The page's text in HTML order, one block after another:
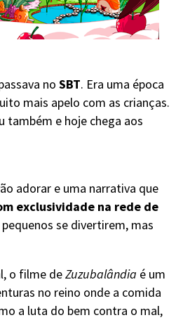
no SBT. Era uma época
mais apelo com as crianças.
também e hoje chega aos
adorar e uma narrativa que
exclusividade na rede de
se divertirem, mas
o filme deZuzubalândia é um
no reino onde a comida
a luta do bem contra o mal,